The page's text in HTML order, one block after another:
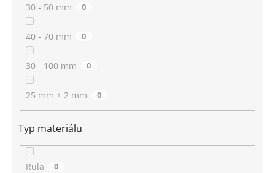
30 - 50 mm 0
40 - 70 mm 0
30 - 100 mm 0
25 mm ± 2 mm 0
Typ materiálu
Rula 0